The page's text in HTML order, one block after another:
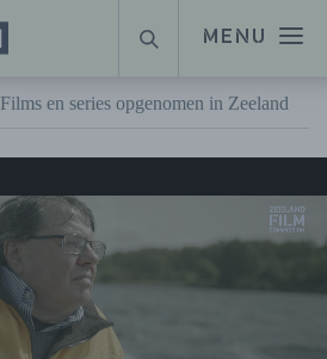
MENU
ZOEKEN
Films en series opgenomen in Zeeland